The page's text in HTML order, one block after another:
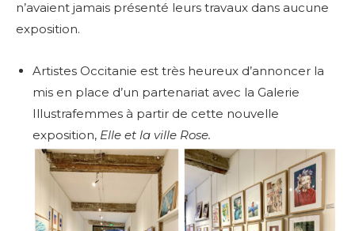
n’avaient jamais présenté leurs travaux dans aucune
exposition.
Artistes Occitanie est très heureux d’annoncer la
mis en place d’un partenariat avec la Galerie
Illustrafemmes à partir de cette nouvelle
exposition, Elle et la ville Rose.